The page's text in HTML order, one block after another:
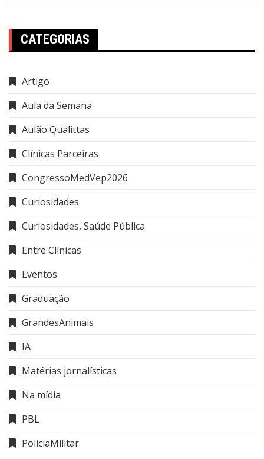
CATEGORIAS
Artigo
Aula da Semana
Aulão Qualittas
Clínicas Parceiras
CongressoMedVep2026
Curiosidades
Curiosidades, Saúde Pública
Entre Clínicas
Eventos
Graduação
GrandesAnimais
IA
Matérias jornalísticas
Na mídia
PBL
PoliciaMilitar